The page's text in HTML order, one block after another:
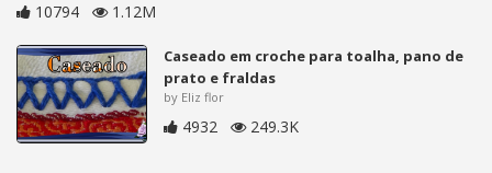
10794 1.12M
Caseado em croche para toalha, pano de
prato e fraldas
by Eliz flor
4932 249.3K